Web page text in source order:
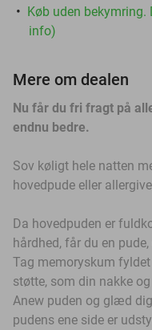
Køb uden bekymring.
info)
Mere om dealen
Nu får du fri fragt på
endnu bedre.
Sov køligt hele natten
hovedpude eller
Da hovedpuden er
hårdhed, får du en
Tag memoryskum
støtte, som din nakke
Anew puden og glæd
pudens ene side er